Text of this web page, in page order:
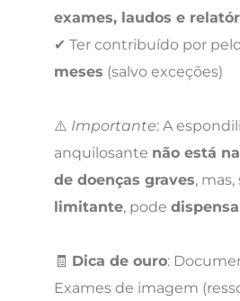
exames, laudos e
✔ Ter contribuído por
meses (salvo exceções)
⚠️ Importante: A
anquilosante não está
de doenças graves, mas,
limitante, pode
🧾 Dica de ouro:
Exames de imagem